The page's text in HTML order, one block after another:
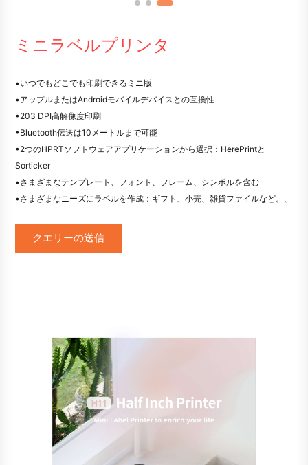
ミニラベルプリンタ
•いつでもどこでも印刷できるミニ版
•アップルまたはAndroidモバイルデバイスとの互換性
•203 DPI高解像度印刷
•Bluetooth伝送は10メートルまで可能
•2つのHPRTソフトウェアアプリケーションから選択：HerePrintと
Sorticker
•さまざまなテンプレート、フォント、フレーム、シンボルを含む
•さまざまなニーズにラベルを作成：ギフト、小売、雑貨ファイルなど。、
クエリーの送信